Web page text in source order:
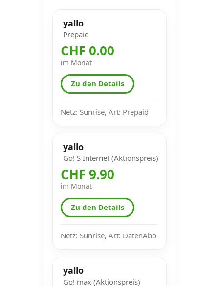
yallo
Prepaid
CHF 0.00
im Monat
Zu den Details
Netz: Sunrise, Art: Prepaid
yallo
Go! S Internet (Aktionspreis)
CHF 9.90
im Monat
Zu den Details
Netz: Sunrise, Art: DatenAbo
yallo
Go! max (Aktionspreis)